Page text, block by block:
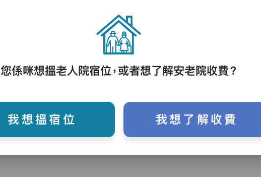
助沐浴、餵飯、換尿片
血糖
您係咪想搵老人院宿位，或者想了解安老院收費？
我想搵宿位 我想了解收費